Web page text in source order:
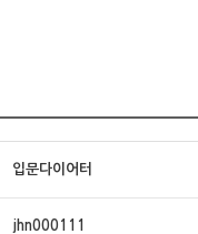
입문다이어터
jhn000111